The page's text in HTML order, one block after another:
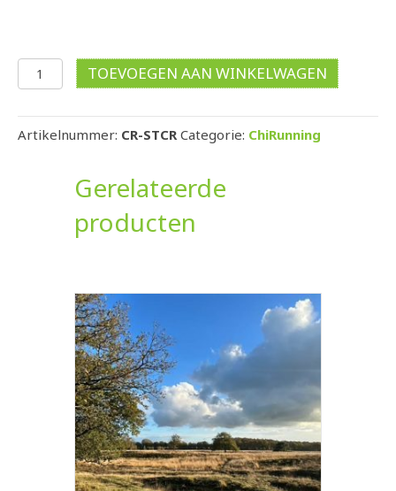
ChiLiving
Retraite
TOEVOEGEN AAN WINKELWAGEN
Artikelnummer: CR-STCR Categorie: ChiRunning
Gerelateerde
producten